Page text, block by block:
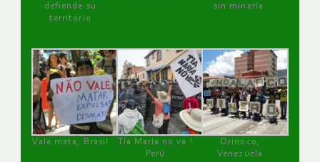
defiende su
territorio
sin minería.
Vale mata, Brasil
Tía María no va !
Perú
Orinoco,
Venezuela